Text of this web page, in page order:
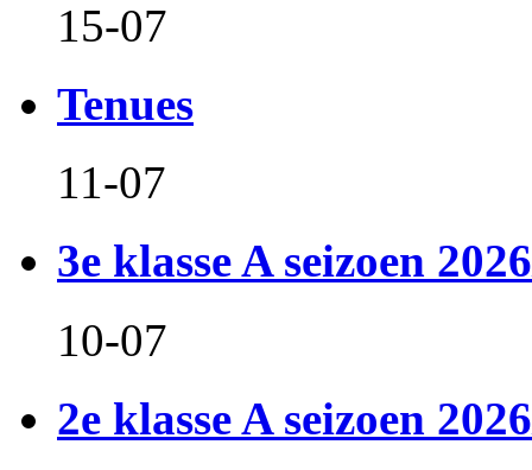
15-07
Tenues
11-07
3e klasse A seizoen
10-07
2e klasse A seizoen